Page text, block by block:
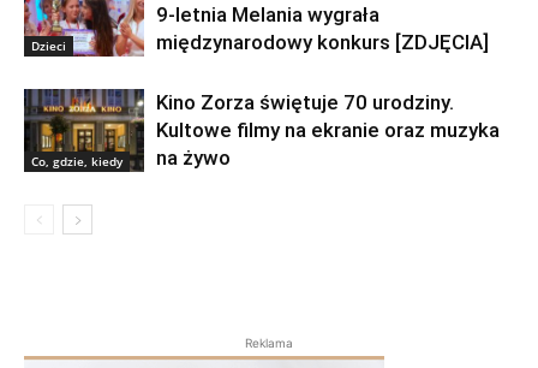
Dzieci
9-letnia Melania wygrała
międzynarodowy konkurs [ZDJĘCIA]
Co, gdzie, kiedy
Kino Zorza świętuje 70 urodziny.
Kultowe filmy na ekranie oraz muzyka
na żywo
Reklama